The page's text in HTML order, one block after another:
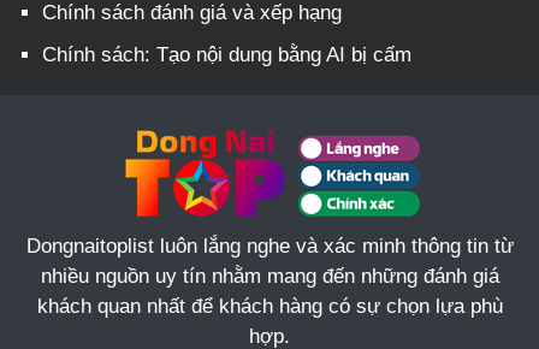
Chính sách đánh giá và xếp hạng
Chính sách: Tạo nội dung bằng AI bị cấm
Dongnaitoplist luôn lắng nghe và xác minh thông tin từ
nhiều nguồn uy tín nhằm mang đến những đánh giá
khách quan nhất để khách hàng có sự chọn lựa phù
hợp.